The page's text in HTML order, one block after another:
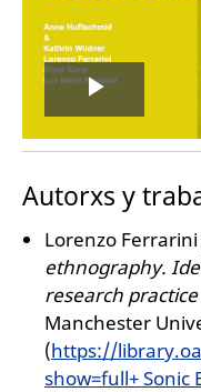
Play
Video
Autorxs y
Lorenzo
ethnography.
research
Manchester
(https://
show=full+ Sonic